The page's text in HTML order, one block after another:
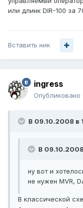
или длинк DIR-100 за
Вставить ник
ingress
Опубликовано
В 09.10.2008 в
В
ну вот и
не нужен MVR,
В классической